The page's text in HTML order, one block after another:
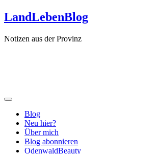
Zum
Inhalt
LandLebenBlog
Notizen aus der Provinz
Blog
Neu hier?
Über mich
Blog abonnieren
OdenwaldBeauty